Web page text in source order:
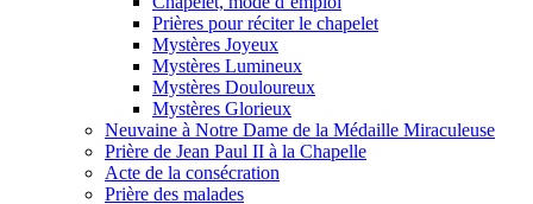
Prières pour réciter le chapelet
Mystères Joyeux
Mystères Lumineux
Mystères Douloureux
Mystères Glorieux
Neuvaine à Notre Dame de la Médaille Miraculeuse
Prière de Jean Paul II à la Chapelle
Acte de la consécration
Prière des malades